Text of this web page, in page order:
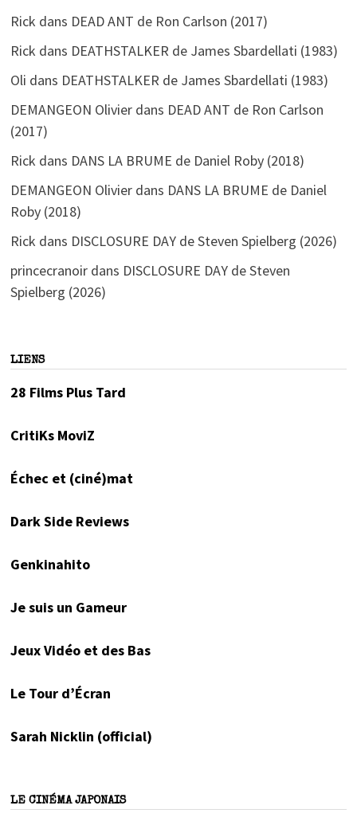
Rick dans DEAD ANT de Ron Carlson (2017)
Rick dans DEATHSTALKER de James Sbardellati (1983)
Oli dans DEATHSTALKER de James Sbardellati (1983)
DEMANGEON Olivierdans DEAD ANT de Ron Carlson
(2017)
Rick dans DANS LA BRUME de Daniel Roby (2018)
DEMANGEON Olivierdans DANS LA BRUME de Daniel
Roby (2018)
Rick dans DISCLOSURE DAY de Steven Spielberg (2026)
princecranoirdans DISCLOSURE DAY de Steven
Spielberg (2026)
LIENS
28 Films Plus Tard
CritiKs MoviZ
Échec et (ciné)mat
Dark Side Reviews
Genkinahito
Je suis un Gameur
Jeux Vidéo et des Bas
Le Tour d’Écran
Sarah Nicklin (official)
LE CINÉMA JAPONAIS